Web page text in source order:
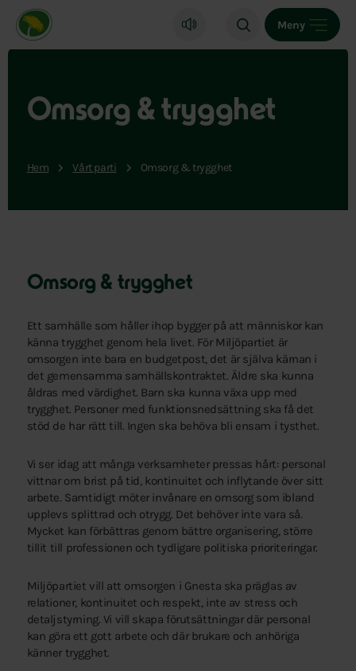
Miljöpartiet de gröna, startsida
Meny
Omsorg & trygghet
Hem Vårt parti Omsorg & trygghet
Omsorg & trygghet
Ett samhälle som håller ihop bygger på att människor kan
känna trygghet genom hela livet. För Miljöpartiet är
omsorgen inte bara en budgetpost, det är själva kärnan i
det gemensamma samhällskontraktet. Äldre ska kunna
åldras med värdighet. Barn ska kunna växa upp med
trygghet. Personer med funktionsnedsättning ska få det
stöd de har rätt till. Ingen ska behöva bli ensam i tysthet.
Vi ser idag att många verksamheter pressas hårt: personal
vittnar om brist på tid, kontinuitet och inflytande över sitt
arbete. Samtidigt möter invånare en omsorg som ibland
upplevs splittrad och otrygg. Det behöver inte vara så.
Mycket kan förbättras genom bättre organisering, större
tillit till professionen och tydligare politiska prioriteringar.
Miljöpartiet vill att omsorgen i Gnesta ska präglas av
relationer, kontinuitet och respekt, inte av stress och
detaljstyrning. Vi vill skapa förutsättningar där personal
kan göra ett gott arbete och där brukare och anhöriga
känner trygghet.